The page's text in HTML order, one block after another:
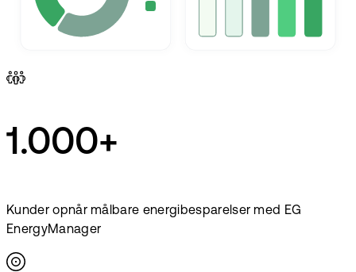
1.000+
Kunder opnår målbare energibesparelser med EG
EnergyManager